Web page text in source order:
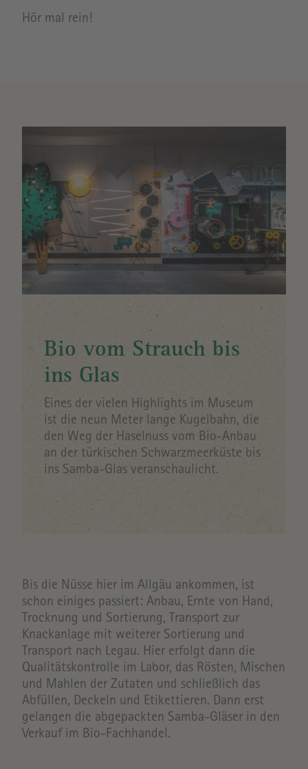
Hör mal rein!
Bio vom Strauch bis
ins Glas
Eines der vielen Highlights im Museum
ist die neun Meter lange Kugelbahn, die
den Weg der Haselnuss vom Bio-Anbau
an der türkischen Schwarzmeerküste bis
ins Samba-Glas veranschaulicht.
Bis die Nüsse hier im Allgäu ankommen, ist
schon einiges passiert: Anbau, Ernte von Hand,
Trocknung und Sortierung, Transport zur
Knackanlage mit weiterer Sortierung und
Transport nach Legau. Hier erfolgt dann die
Qualitätskontrolle im Labor, das Rösten, Mischen
und Mahlen der Zutaten und schließlich das
Abfüllen, Deckeln und Etikettieren. Dann erst
gelangen die abgepackten Samba-Gläser in den
Verkauf im Bio-Fachhandel.